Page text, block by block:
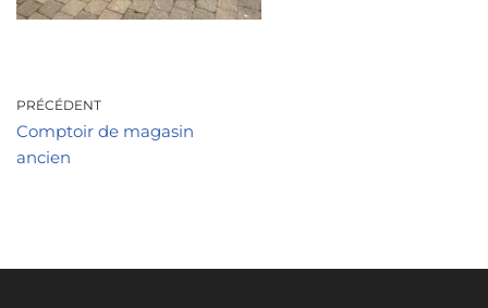
PRÉCÉDENT
Comptoir de magasin
ancien